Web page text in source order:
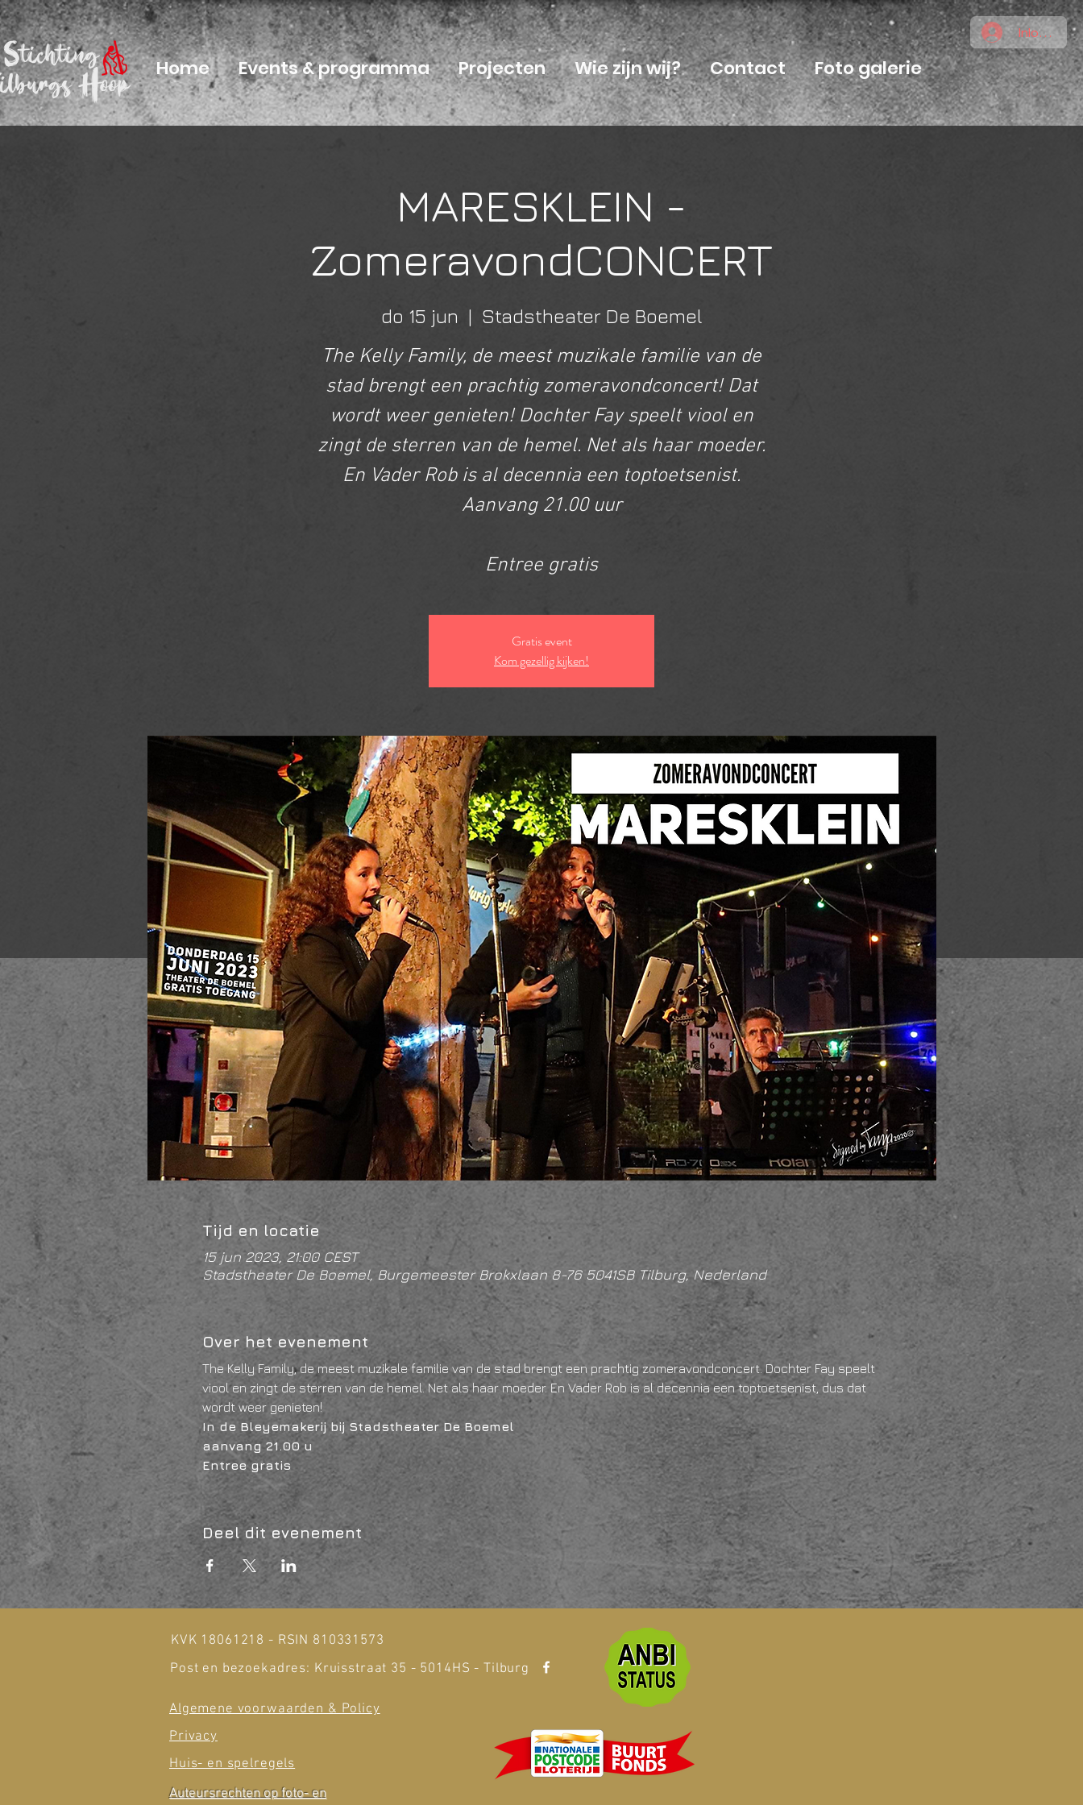
Home Events & programma Projecten Wie zijn wij? Contact Foto galerie
Inloggen
MARESKLEIN -
ZomeravondCONCERT
do 15 jun
  |
Stadstheater De Boemel
The Kelly Family, de meest muzikale familie van de
stad brengt een prachtig zomeravondconcert! Dat
wordt weer genieten! Dochter Fay speelt viool en
zingt de sterren van de hemel. Net als haar moeder.
En Vader Rob is al decennia een toptoetsenist.
Aanvang 21.00 uur
Entree gratis
Gratis event
Kom gezellig kijken!
Tijd en locatie
15 jun 2023, 21:00 CEST
Stadstheater De Boemel, Burgemeester Brokxlaan 8-76 5041SB Tilburg, Nederland
Over het evenement
The Kelly Family, de meest muzikale familie van de stad brengt een prachtig zomeravondconcert. Dochter Fay speelt
viool en zingt de sterren van de hemel. Net als haar moeder. En Vader Rob is al decennia een toptoetsenist, dus dat
wordt weer genieten!
In de Bleyemakerij bij Stadstheater De Boemel
aanvang 21.00 u
Entree gratis
Deel dit evenement
KVK 18061218 - RSIN 810331573
Post en bezoekadres: Kruisstraat 35 - 5014HS - Tilburg
Algemene voorwaarden & Policy
Privacy
Huis- en spelregels
Auteursrechten op foto- en